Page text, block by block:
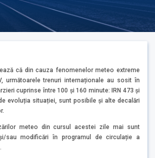
că din cauza fenomenelor meteo extreme
următoarele trenuri internaționale au sosit în
cuprinse între 100 și 160 minute: IRN 473 și
evoluția situației, sunt posibile și alte decalări
meteo din cursul acestei zile mai sunt
sau modificări în programul de circulație a